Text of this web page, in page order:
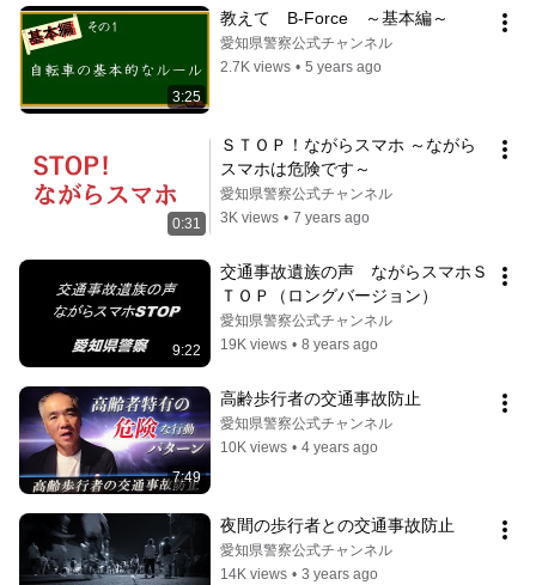
3:25
教えて　B-Force　～基本編～
愛知県警察公式チャンネル
2.7K views • 5 years ago
0:31
ＳＴＯＰ！ながらスマホ ～ながら
スマホは危険です～
愛知県警察公式チャンネル
3K views • 7 years ago
9:22
交通事故遺族の声　ながらスマホＳ
ＴＯＰ（ロングバージョン）
愛知県警察公式チャンネル
19K views • 8 years ago
7:49
高齢歩行者の交通事故防止
愛知県警察公式チャンネル
10K views • 4 years ago
夜間の歩行者との交通事故防止
愛知県警察公式チャンネル
14K views • 3 years ago